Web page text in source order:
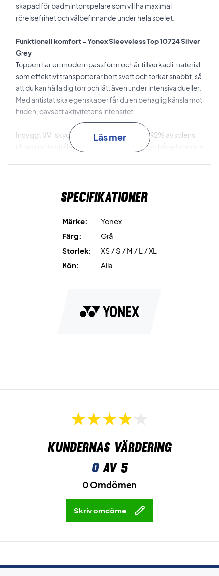
skapad för badmintonspelare som vill ha maximal
rörelsefrihet och välbefinnande under hela spelet.
Funktionell komfort – Yonex Sleeveless Top 10724 Silver
Grey
Toppen har en modern passform och är tillverkad i material
som effektivt transporterar bort svett och torkar snabbt, så
att du kan hålla dig torr och lätt även under intensiva dueller.
Med antistatiska egenskaper får du en behaglig känsla mot
huden, oavsett aktivitetens intensitet.
Inbyggt UV-skydd skyddar dig mot upp till 92% av solens
ultravioletta strålar, så du kan känna dig trygg både inomhus
strålar och motverkar värmeuppbyggnad.
Antistatisk effekt Kolfibertrådar leder bort statisk
SvettransporterandeToppen absorberar fukt och torkar
snabbt så att du förblir torr och bekväm.
Läs mer
Specifikationer
Märke:
Yonex
Färg:
Grå
Storlek:
XS / S / M / L / XL
Kön:
Alla
Kundernas värdering
0av 5
0 Omdömen
Skriv omdöme